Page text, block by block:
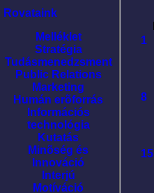
Rovataink
Melléklet
Stratégia
Tudásmenedzsment
Public Relations
Marketing
Humán erõforrás
Információs
technológia
Kutatás
Minõség és
Innováció
Interjú
Motíváció
1
8
15